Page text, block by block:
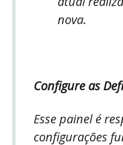
nova.
Configure as
Esse painel é
configurações